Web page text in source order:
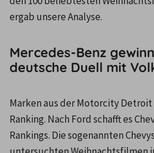
ergab unsere Analyse.
Mercedes-Benz
deutsche Duell mit
Marken aus der Motorcity
Ranking. Nach Ford schafft es
Rankings. Die sogenannten